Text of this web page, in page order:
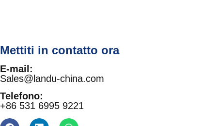
Mettiti in contatto ora
E-mail:
Sales@landu-china.com
Telefono:
+86 531 6995 9221